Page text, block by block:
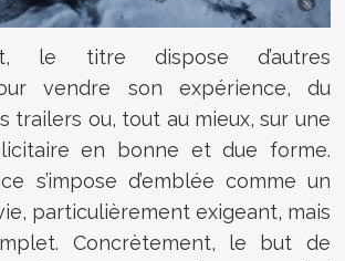
le titre dispose d’autres
vendre son expérience, du
trailers ou, tout au mieux, sur une
en bonne et due forme.
s’impose d’emblée comme un
particulièrement exigeant, mais
Concrètement, le but de